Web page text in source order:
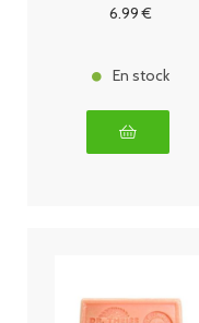
6.99 €
En stock